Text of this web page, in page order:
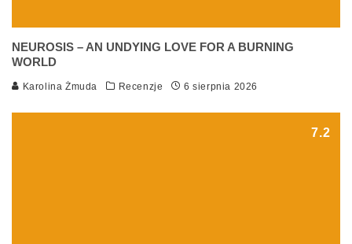
NEUROSIS – AN UNDYING LOVE FOR A BURNING
WORLD
Karolina Żmuda Recenzje 6 sierpnia 2026
7.2